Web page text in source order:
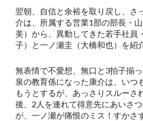
翌朝、自信と余裕を取り戻し、さ
介は、所属する営業1部の部長・
美）から、異動してきた若手社員
子）と一ノ瀬圭（大橋和也）を紹
無表情で不愛想、無口と3拍子揃
泉の教育係になった康介は、いつ
もうとするが、あっさりスルーさ
後、2人を連れて得意先にあいさ
が、一ノ瀬が痛恨のミス！すかさ